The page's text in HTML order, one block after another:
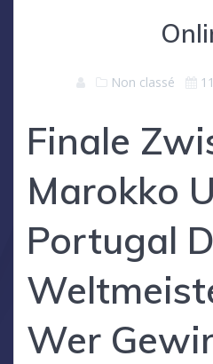
Non classé
Finale
Marokko
Portugal
Wer